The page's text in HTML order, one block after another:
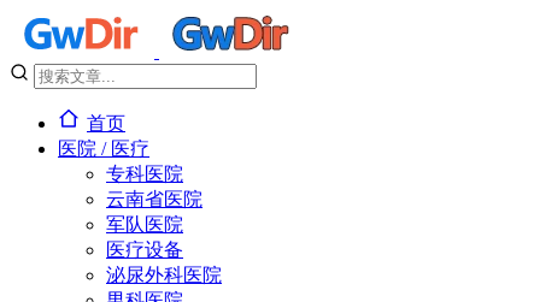
首页
医院 / 医疗
专科医院
云南省医院
军队医院
医疗设备
泌尿外科医院